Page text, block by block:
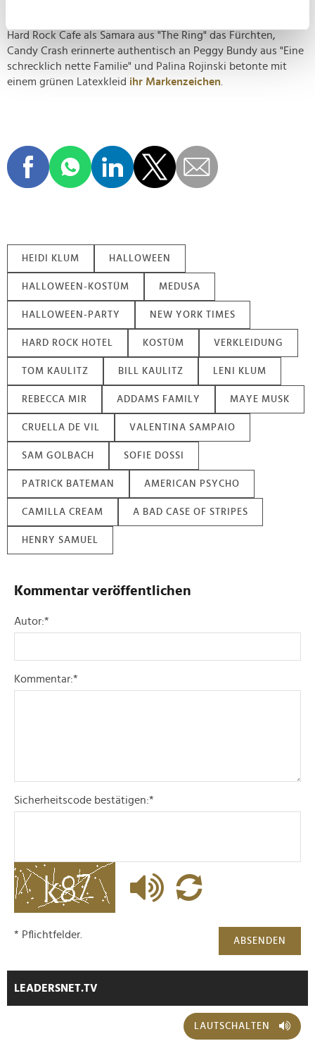
bestimmten Merkmalen (Fingerprinting) identifizieren
Erfahren Sie mehr darüber, wie Ihre persönlichen Daten
verarbeitet werden, und legen Sie Ihre Präferenzen im
personalisieren, Funktionen für soziale Medien anbieten
zu können und die Zugriffe auf unsere Website zu
analysieren. Außerdem geben wir Informationen zu Ihrer
weiteren Daten zusammen, die Sie ihnen bereitgestellt
gesammelt haben.
Hard Rock Cafe als Samara aus "The Ring" das Fürchten,
Candy Crash erinnerte authentisch an Peggy Bundy aus "Eine
schrecklich nette Familie" und Palina Rojinski betonte mit
einem grünen Latexkleid ihr Markenzeichen
HEIDI KLUM HALLOWEEN
HALLOWEEN-KOSTÜM MEDUSA
HALLOWEEN-PARTY NEW YORK TIMES
HARD ROCK HOTEL KOSTÜM VERKLEIDUNG
TOM KAULITZ BILL KAULITZ LENI KLUM
REBECCA MIR ADDAMS FAMILY MAYE MUSK
CRUELLA DE VIL VALENTINA SAMPAIO
SAM GOLBACH SOFIE DOSSI
PATRICK BATEMAN AMERICAN PSYCHO
CAMILLA CREAM A BAD CASE OF STRIPES
HENRY SAMUEL
Kommentar veröffentlichen
Autor:*
Kommentar:*
Sicherheitscode bestätigen:*
ABSENDEN
* Pflichtfelder.
LEADERSNET.TV
LAUTSCHALTEN